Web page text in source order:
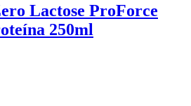
Lactose ProForce
250ml